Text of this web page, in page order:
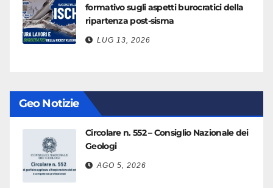
formativo sugli aspetti burocratici della
ripartenza post-sisma
LUG 13, 2026
Geo Notizie
Circolare n. 552 – Consiglio Nazionale dei
Geologi
AGO 5, 2026